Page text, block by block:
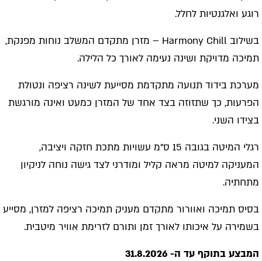
רוגע ואלגנטיות לחלל.
בשילוב Harmony Chill – מזרן מתקדם המשלב נוחות מפנקת,
תמיכה מדויקת ושינה נעימה לאורך כל הלילה.
מערכת בידוד תנועה מתקדמת מסייעת לשינה רציפה ונטולת
הפרעות, כך שתזוזה בצד אחד של המזרן כמעט ואינה מורגשת
בצידו השני.
רגלי המיטה בגובה 15 ס"מ עשויות מתכת חזקה ויציבה,
המעניקה למיטה מראה קליל ומודרני לצד גישה נוחה לניקיון
מתחתיה.
בסיס תמיכה ואוורור מתקדם מעניק תמיכה רציפה למזרן, מסייע
בשמירה על איכותו לאורך זמן ותורם לזרימת אוויר מיטבית.
המבצע בתוקף עד ה- 31.8.2026